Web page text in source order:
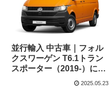
並行輸入 中古車｜フォル
クスワーゲン T6.1トラン
スポーター（2019-）に乗
る。日本未導入LCVのバ
2025.05.23